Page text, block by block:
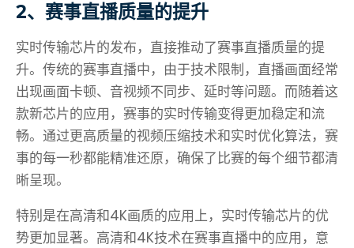
2、赛事直播质量的提升
实时传输芯片的发布，直接推动了赛事直播质量的提
升。传统的赛事直播中，由于技术限制，直播画面经常
出现画面卡顿、音视频不同步、延时等问题。而随着这
款新芯片的应用，赛事的实时传输变得更加稳定和流
畅。通过更高质量的视频压缩技术和实时优化算法，赛
事的每一秒都能精准还原，确保了比赛的每个细节都清
晰呈现。
特别是在高清和4K画质的应用上，实时传输芯片的优
势更加显著。高清和4K技术在赛事直播中的应用，意